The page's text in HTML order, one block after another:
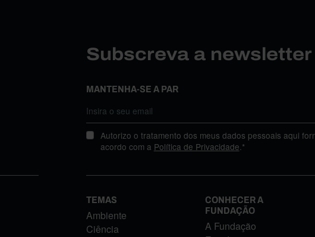
Subscreva a
MANTENHA-SE A PAR
Autorizo o tratamento dos meus dados pessoais aqui
acordo com a Política de Privacidade.*
TEMAS
Ambiente
Ciência
CONHECER A
FUNDAÇÃO
A Fundação